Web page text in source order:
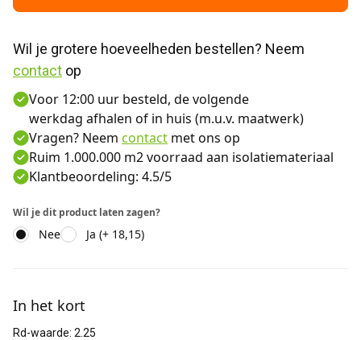
contact op
Voor 12:00 uur besteld, de volgende
werkdag afhalen of in huis (m.u.v. maatwerk)
Vragen? Neem contact met ons op
Ruim 1.000.000 m2 voorraad aan isolatiemateriaal
Klantbeoordeling: 4.5/5
Wil je dit product laten zagen?
Nee Ja (+ 18,15)
In het kort
Rd-waarde: 2.25